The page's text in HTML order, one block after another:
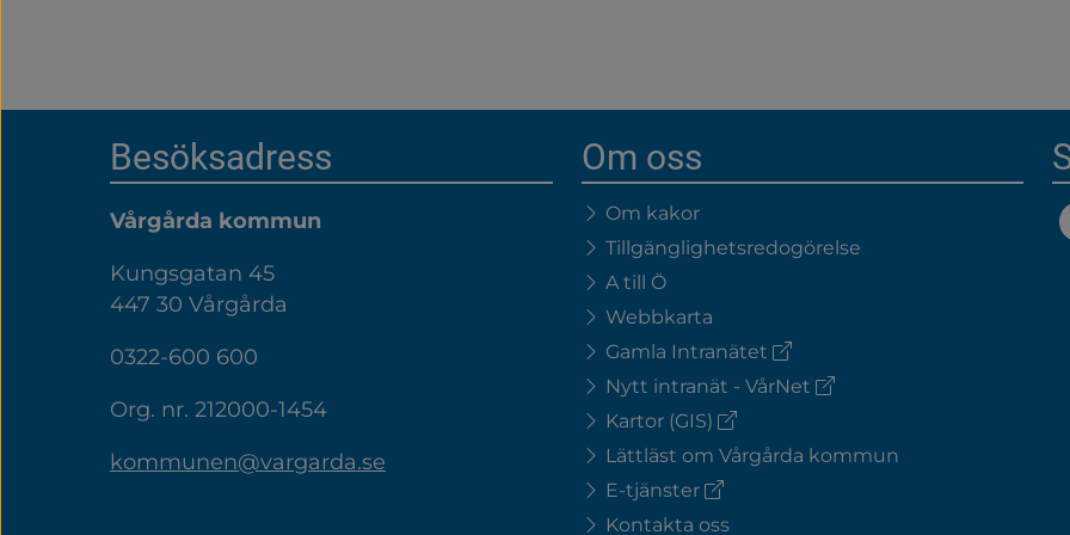
Besöksadress
Vårgårda kommun
Kungsgatan 45
447 30 Vårgårda
0322-600 600
Org. nr. 212000-1454
kommunen@vargarda.se
Om oss
Om kakor
Tillgänglighetsredogörelse
A till Ö
Webbkarta
Gamla Intranätet (extern
länk)
Nytt intranät - VårNet (extern
Kartor (GIS) (extern
länk)
Lättläst om Vårgårda kommun
E-tjänster (extern
Kontakta oss